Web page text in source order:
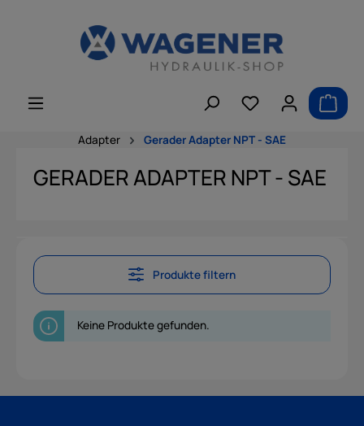
Adapter Gerader Adapter NPT - SAE
GERADER ADAPTER NPT - SAE
Produkte filtern
Keine Produkte gefunden.